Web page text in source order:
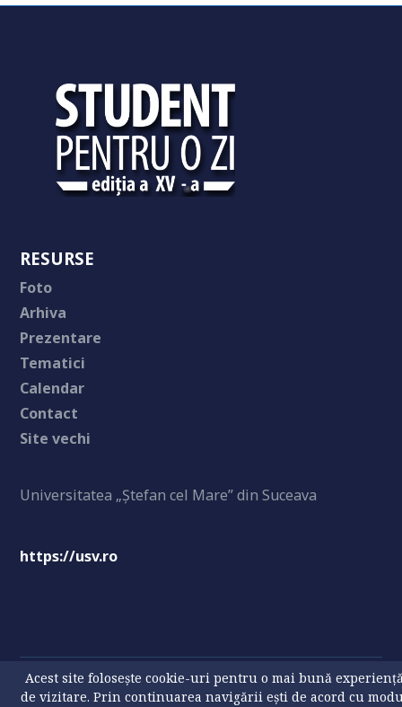
RESURSE
Foto
Arhiva
Prezentare
Tematici
Calendar
Contact
Site vechi
Universitatea „Ștefan cel Mare” din Suceava
https://usv.ro
Prelucrarea datelor cu caracter personal
Politica privind
fișierele tip cookie
Contact
Acest site folosește cookie-uri pentru o mai bună
de vizitare. Prin continuarea navigării ești de acord cu